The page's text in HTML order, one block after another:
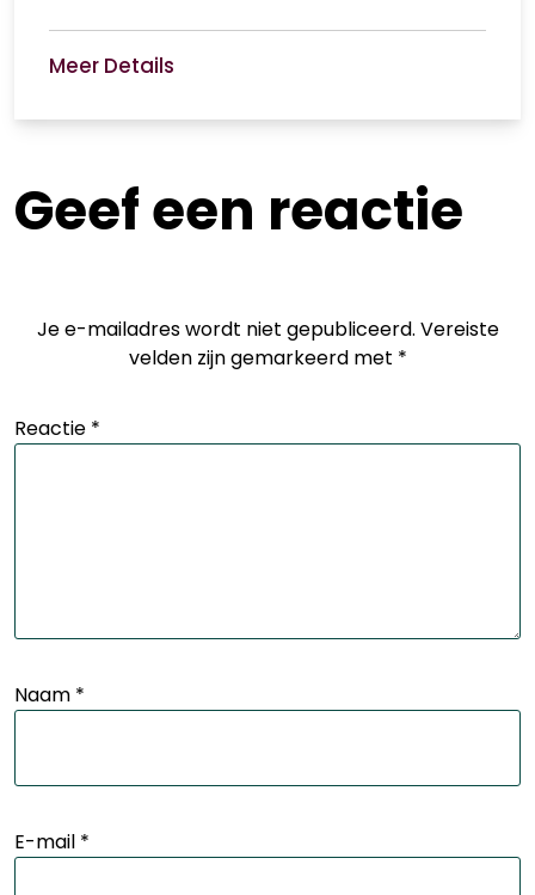
Meer Details
Geef een reactie
Je e-mailadres wordt niet gepubliceerd. Vereiste
velden zijn gemarkeerd met *
Reactie *
Naam *
E-mail *